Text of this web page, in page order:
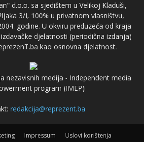
d.o.o. sa sjedištem u Velikoj Kladuši,
3/I, 100% u privatnom vlasništvu,
godine. U okviru preduzeća od kraja
djelatnosti (periodična izdanja)
kao osnovna djelatnost.
nezavisnih medija - Independent media
program (IMEP)
redakcija@reprezent.ba
Impressum Uslovi korištenja